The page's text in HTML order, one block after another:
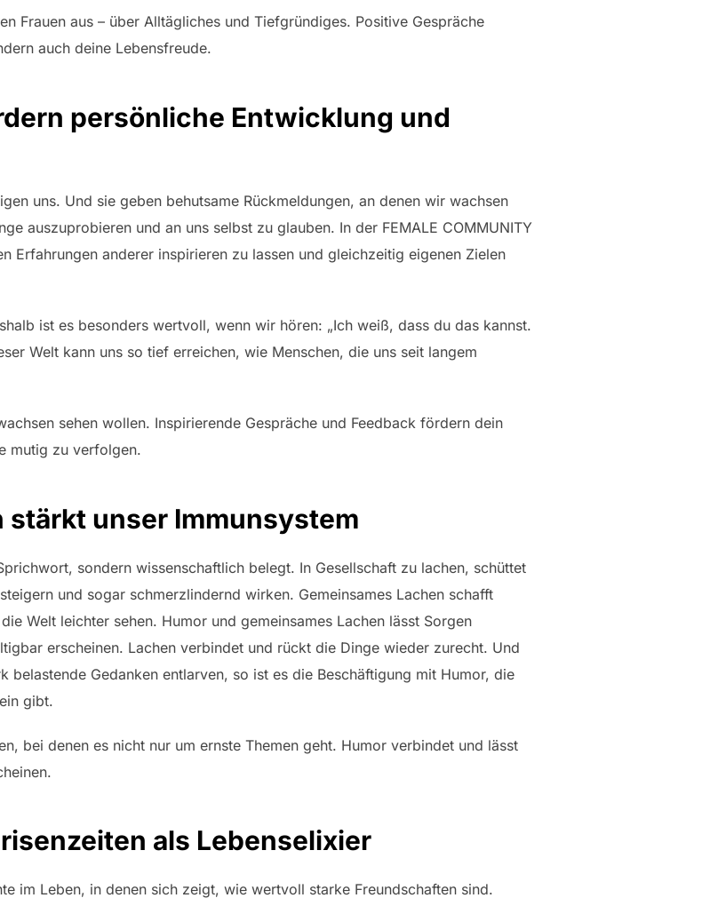
Frauen aus – über Alltägliches und Tiefgründiges. Positive Gespräche
auch deine Lebensfreude.
persönliche Entwicklung und
uns. Und sie geben behutsame Rückmeldungen, an denen wir wachsen
auszuprobieren und an uns selbst zu glauben. In der FEMALE COMMUNITY
Erfahrungen anderer inspirieren zu lassen und gleichzeitig eigenen Zielen
ist es besonders wertvoll, wenn wir hören: „Ich weiß, dass du das kannst.
Welt kann uns so tief erreichen, wie Menschen, die uns seit langem
sehen wollen. Inspirierende Gespräche und Feedback fördern dein
mutig zu verfolgen.
stärkt unser Immunsystem
sondern wissenschaftlich belegt. In Gesellschaft zu lachen, schüttet
und sogar schmerzlindernd wirken. Gemeinsames Lachen schafft
Welt leichter sehen. Humor und gemeinsames Lachen lässt Sorgen
erscheinen. Lachen verbindet und rückt die Dinge wieder zurecht. Und
belastende Gedanken entlarven, so ist es die Beschäftigung mit Humor, die
gibt.
bei denen es nicht nur um ernste Themen geht. Humor verbindet und lässt
als Lebenselixier
im Leben, in denen sich zeigt, wie wertvoll starke Freundschaften sind.